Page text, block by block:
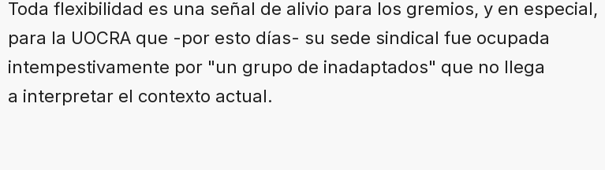
Toda flexibilidad es una señal de alivio para los gremios, y en especial,
para la UOCRA que -por esto días- su sede sindical fue ocupada
intempestivamente por "un grupo de inadaptados" que no llega
a interpretar el contexto actual.